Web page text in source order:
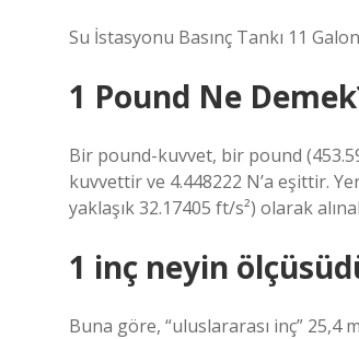
Su İstasyonu Basınç Tankı 11
1 Pound Ne
Bir pound-kuvvet, bir pound
kuvvettir ve 4.448222 N’a eşittir.
yaklaşık 32.17405 ft/s²) olarak
1 inç neyin
Buna göre, “uluslararası inç” 25,4